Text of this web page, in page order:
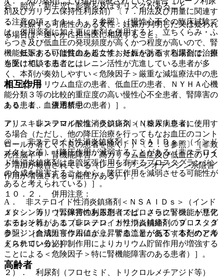
剤及びカリウム保持性利尿剤）〔７．用法及び用量に関連す
る注意の項、１１．１．２参照〕［慢性心不全の臨床試験で
は、併用薬剤に加え更に本剤を併用すると、立ちくらみ・ふ
らつき及び低血圧の発現頻度が高くかつ程度が高いので、腎
機能低下あるいは貧血を起こすおそれがある（利尿剤で治療
を受けている患者にはレニン活性が亢進している患者が多
く、本剤が奏効しやすい＜危険因子＞厳重な減塩療法中の患
者、低ナトリウム血症の患者、低血圧の患者、ＮＹＨＡ心機
能分類３等の比較的重症度の高い慢性心不全患者、腎障害の
ある患者、血液透析中の患者）］。
７）． 非ステロイド性消炎鎮痛剤（ＮＳＡＩＤｓ）：
@． 非ステロイド性消炎鎮痛剤＜ＮＳＡＩＤｓ＞（インド
メタシン等）［降圧作用が減弱することがある（非ステロイ
ド性消炎鎮痛剤は血管拡張作用を有するプロスタグランジン
の合成を阻害することから、降圧作用を減弱させる可能性が
あると考えられている）］。
A． 非ステロイド性消炎鎮痛剤＜ＮＳＡＩＤｓ＞（インド
メタシン等）［腎障害のある患者では、さらに腎機能が悪化
するおそれがある（非ステロイド性消炎鎮痛剤のプロスタグ
ランジン合成阻害作用により、腎血流量が低下するためと考
えられている）］。
高齢者
合、胎児・新生児に影響を及ぼすリスクがあること。
・ 妊娠する可能性のある女性：妊娠が判明した又は疑われ
る場合は、速やかに担当医に相談すること。
・ 妊娠する可能性のある女性：妊娠を計画する場合は、担
当医に相談すること。
相互作用
１０．１． 併用禁忌：
アリスキレンフマル酸塩＜ラジレス＞（糖尿病患者に使用す
る場合（ただし、他の降圧治療を行ってもなお血圧のコント
ロールが著しく不良の患者を除く））〔２．３参照〕［非致
死性脳卒中・腎機能障害・高カリウム血症及び低血圧のリス
ク増加が報告されている（レニン−アンジオテンシン系阻害
作用が増強される可能性がある）］。
１０．２． 併用注意：
１）． カリウム保持性利尿剤（スピロノラクトン、トリア
ムテレン等）、エプレレノン、カリウム補給剤〔９．７．３
参照〕［血清カリウム値が上昇することがある（本剤のアル
ドステロン分泌抑制作用によりカリウム貯留作用が増強する
ことによる＜危険因子＞特に腎機能障害のある患者）］。
２）． 利尿剤（フロセミド、トリクロルメチアジド等）